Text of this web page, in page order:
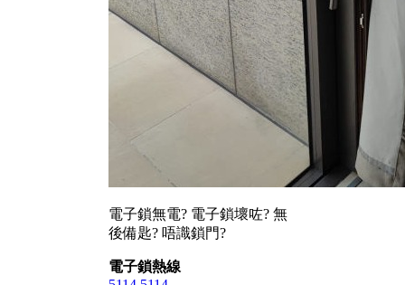
電子鎖無電? 電子鎖壞咗? 無
後備匙? 唔識鎖門?
電子鎖熱線